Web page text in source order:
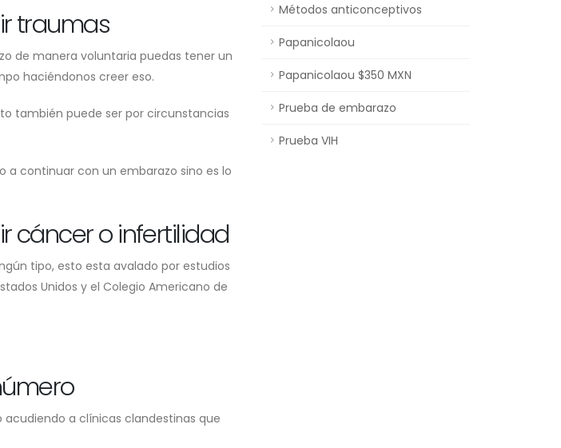
Métodos anticonceptivos
Papanicolaou
Papanicolaou $350 MXN
Prueba de embarazo
Prueba VIH
traumas
de manera voluntaria puedas tener un
haciéndonos creer eso.
también puede ser por circunstancias
a continuar con un embarazo sino es lo
cáncer o infertilidad
tipo, esto esta avalado por estudios
Unidos y el Colegio Americano de
a clínicas clandestinas que